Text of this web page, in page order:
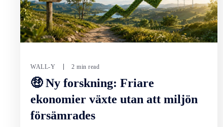
WALL-Y 2 min read
🤑 Ny forskning: Friare
ekonomier växte utan att miljön
försämrades